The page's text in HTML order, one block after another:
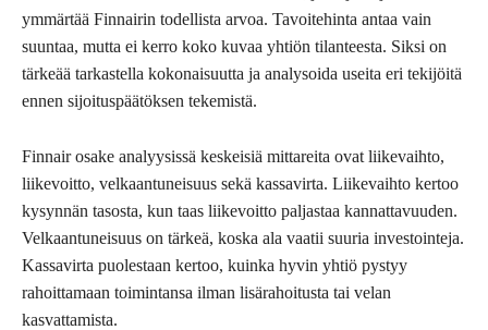
ymmärtää Finnairin todellista arvoa. Tavoitehinta antaa vain
suuntaa, mutta ei kerro koko kuvaa yhtiön tilanteesta. Siksi on
tärkeää tarkastella kokonaisuutta ja analysoida useita eri tekijöitä
ennen sijoituspäätöksen tekemistä.
Finnair osake analyysissä keskeisiä mittareita ovat liikevaihto,
liikevoitto, velkaantuneisuus sekä kassavirta. Liikevaihto kertoo
kysynnän tasosta, kun taas liikevoitto paljastaa kannattavuuden.
Velkaantuneisuus on tärkeä, koska ala vaatii suuria investointeja.
Kassavirta puolestaan kertoo, kuinka hyvin yhtiö pystyy
rahoittamaan toimintansa ilman lisärahoitusta tai velan
kasvattamista.